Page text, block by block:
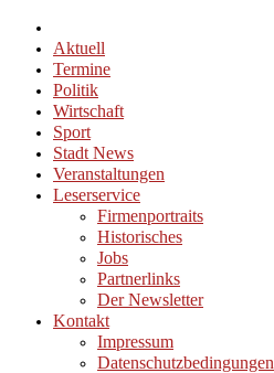
Aktuell
Termine
Politik
Wirtschaft
Sport
Stadt News
Veranstaltungen
Leserservice
Firmenportraits
Historisches
Jobs
Partnerlinks
Der Newsletter
Kontakt
Impressum
Datenschutzbedingungen